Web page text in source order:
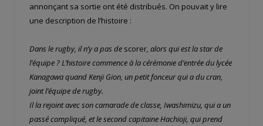
annonçant sa sortie ont été distribués. On pouvait y lire
une description de l’histoire :
Dans le rugby, il n’y a pas de scorer, alors qui est la star de
l’équipe ? L’histoire commence à la cérémonie d’entrée du lycée
Kanagawa quand Kenji Gion, un petit fonceur qui a du cran,
joint l’équipe de rugby.
Il la rejoint avec son camarade de classe, Iwashimizu, qui a un
passé compliqué, et le second capitaine Hachioji, qui prend